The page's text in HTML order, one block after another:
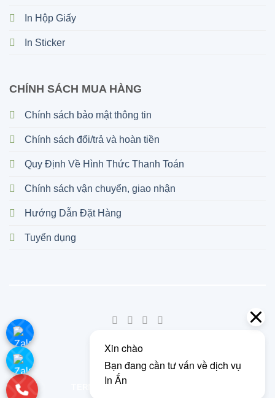
In Hộp Giấy
In Sticker
CHÍNH SÁCH MUA HÀNG
Chính sách bảo mật thông tin
Chính sách đổi/trả và hoàn tiền
Quy Định Về Hình Thức Thanh Toán
Chính sách vận chuyển, giao nhận
Hướng Dẫn Đặt Hàng
Tuyển dụng
PRIVACY